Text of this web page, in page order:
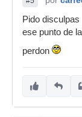
Pido
ese punto de
perdon